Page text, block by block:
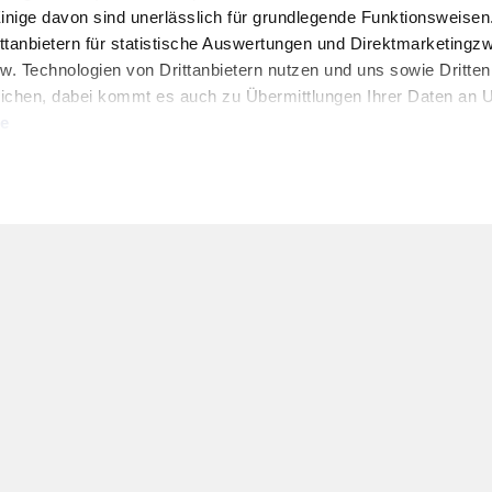
davon sind unerlässlich für grundlegende Funktionsweisen.
für statistische Auswertungen und
Technologien von Drittanbietern nutzen und uns sowie
dabei kommt es auch zu Übermittlungen Ihrer Daten an
stimmen Sie der Verwendung der Cookies & Plugins auf
HOFER REISEN NEWSLETTER